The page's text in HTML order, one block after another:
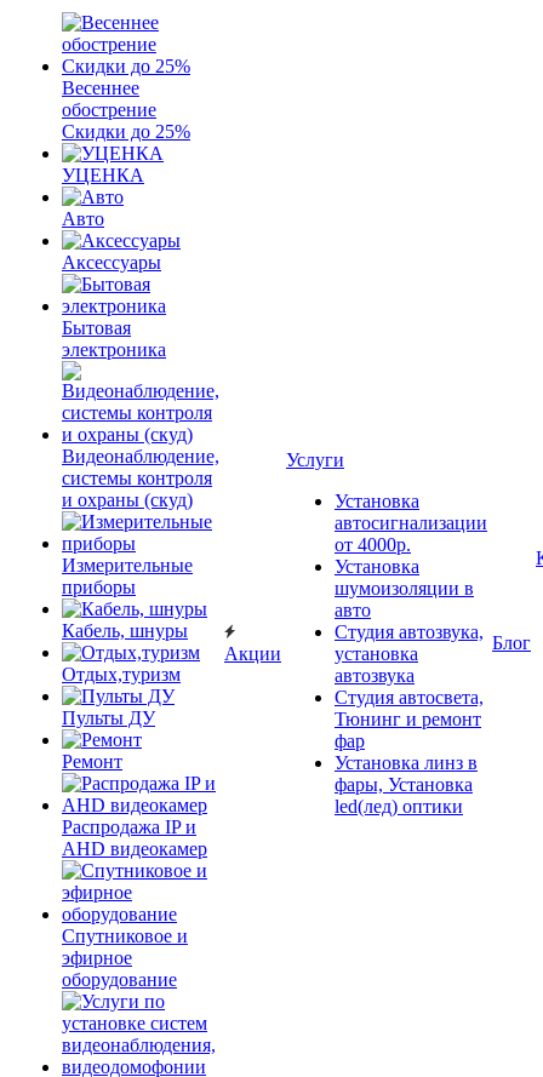
Весеннее
обострение
Скидки до 25%
УЦЕНКА
Авто
Аксессуары
Бытовая
электроника
Видеонаблюдение,
системы контроля
и охраны (скуд)
Измерительные
приборы
Кабель, шнуры
Отдых,туризм
Пульты ДУ
Ремонт
Распродажа IP и
AHD видеокамер
Спутниковое и
эфирное
оборудование
Акции
Услуги
Установка
автосигнализации
от 4000р.
Установка
шумоизоляции в
авто
Студия автозвука,
установка
автозвука
Студия автосвета,
Тюнинг и ремонт
фар
Установка линз в
фары, Установка
led(лед) оптики
Блог